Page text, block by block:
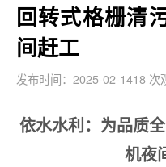
回转式格栅清
间赶工
发布时间：2025-02-1418 次
依水水利：为品质
机夜